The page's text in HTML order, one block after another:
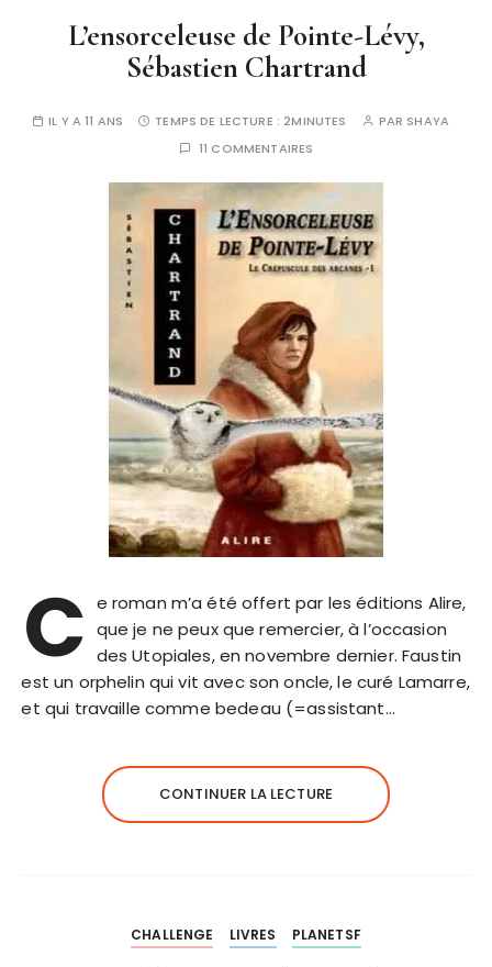
L’ensorceleuse de Pointe-Lévy,
Sébastien Chartrand
IL Y A 11 ANS TEMPS DE LECTURE :2MINUTES PAR SHAYA
11 COMMENTAIRES
C e roman m’a été offert par les éditions Alire,
que je ne peux que remercier, à l’occasion
des Utopiales, en novembre dernier. Faustin
est un orphelin qui vit avec son oncle, le curé Lamarre,
et qui travaille comme bedeau (=assistant…
CONTINUER LA LECTURE
CHALLENGE LIVRES PLANETSF